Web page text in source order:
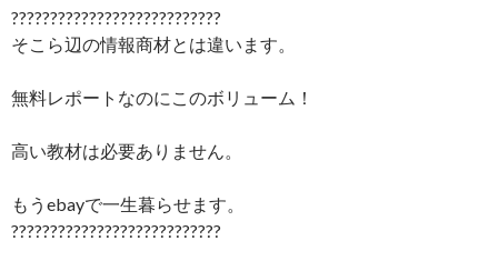
???????????????????????????
そこら辺の情報商材とは違います。
無料レポートなのにこのボリューム！
高い教材は必要ありません。
もうebayで一生暮らせます。
???????????????????????????